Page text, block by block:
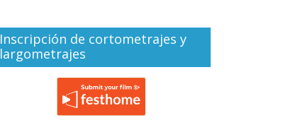
Inscripción de cortometrajes y
largometrajes